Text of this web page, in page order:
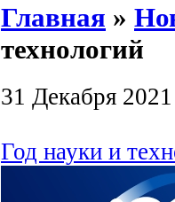
Главная »
технологий
31 Декабря 2021
Год науки и